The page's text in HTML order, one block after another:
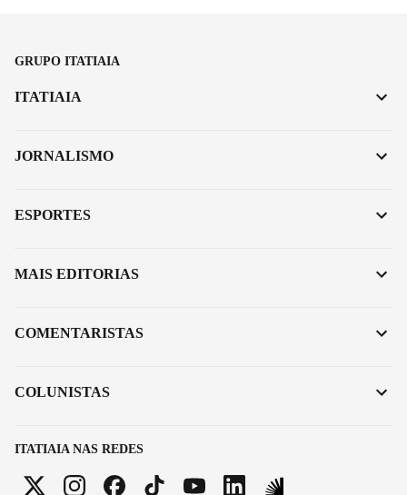
GRUPO ITATIAIA
ITATIAIA NAS REDES
ITATIAIA
JORNALISMO
ESPORTES
MAIS EDITORIAS
COMENTARISTAS
COLUNISTAS